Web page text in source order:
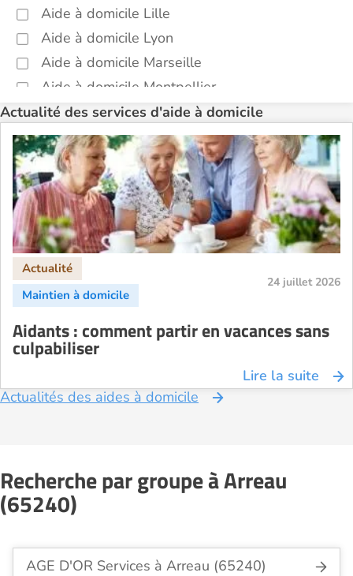
Aide à domicile Lille
Aide à domicile Lyon
Aide à domicile Marseille
Aide à domicile Montpellier
Aide à domicile Nantes
Aide à domicile Nice
Aide à domicile Nîmes
Aide à domicile Orléans
Aide à domicile Paris
Aide à domicile Perpignan
Aide à domicile Rennes
Aide à domicile Saint-Etienne
Aide à domicile Toulouse
Recherche par ville
Actualité des services d'aide à domicile
24 juillet 2026
Aidants : comment partir en vacances sans
culpabiliser
Lire la suite
Actualités des aides à domicile
Recherche par groupe à Arreau
(65240)
AGE D'OR Services à Arreau (65240)